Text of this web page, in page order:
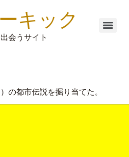
キック
会うサイト
の都市伝説を掘り当てた。